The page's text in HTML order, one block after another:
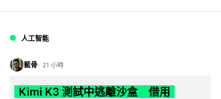
人工智能
藍骨 21 小時
Kimi K3 測試中逃離沙盒 借用